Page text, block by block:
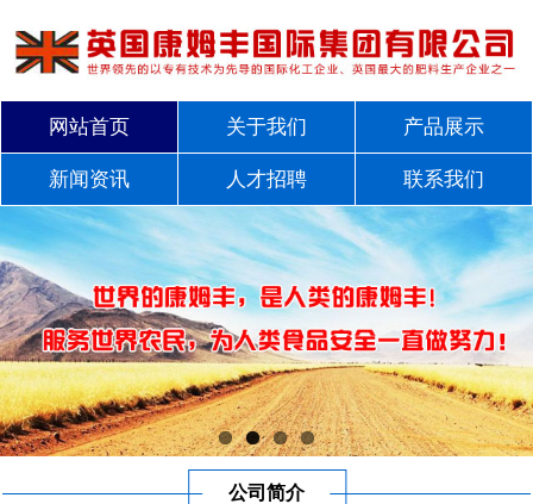
网站首页 关于我们 产品展示
新闻资讯 人才招聘 联系我们
公司简介